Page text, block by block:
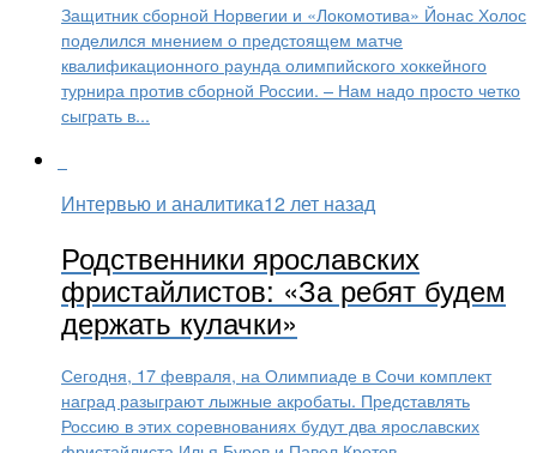
Защитник сборной Норвегии и «Локомотива» Йонас Холос
поделился мнением о предстоящем матче
квалификационного раунда олимпийского хоккейного
турнира против сборной России. – Нам надо просто четко
сыграть в...
Интервью и аналитика12 лет назад
Родственники ярославских
фристайлистов: «За ребят будем
держать кулачки»
Сегодня, 17 февраля, на Олимпиаде в Сочи комплект
наград разыграют лыжные акробаты. Представлять
Россию в этих соревнованиях будут два ярославских